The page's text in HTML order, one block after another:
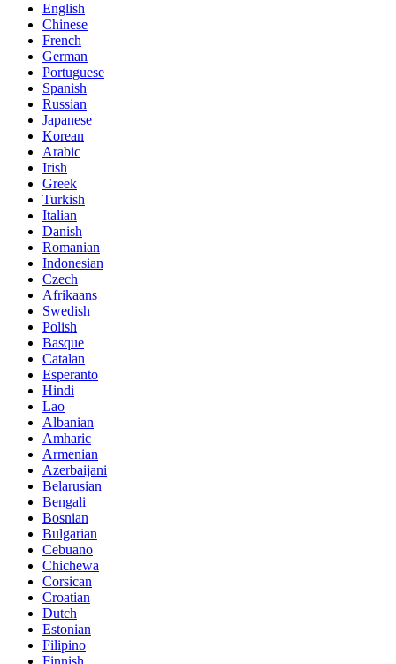
English
Chinese
French
German
Portuguese
Spanish
Russian
Japanese
Korean
Arabic
Irish
Greek
Turkish
Italian
Danish
Romanian
Indonesian
Czech
Afrikaans
Swedish
Polish
Basque
Catalan
Esperanto
Hindi
Lao
Albanian
Amharic
Armenian
Azerbaijani
Belarusian
Bengali
Bosnian
Bulgarian
Cebuano
Chichewa
Corsican
Croatian
Dutch
Estonian
Filipino